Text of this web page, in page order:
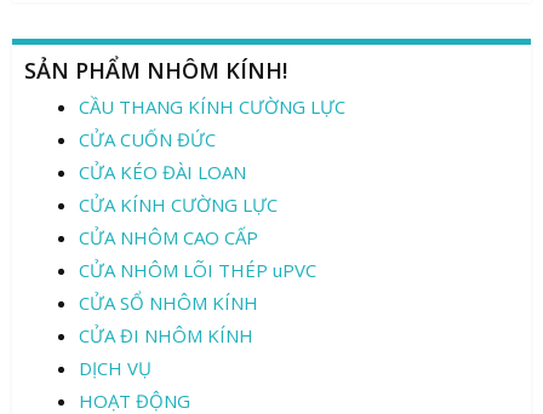
SẢN PHẨM NHÔM KÍNH!
CẦU THANG KÍNH CƯỜNG LỰC
CỬA CUỐN ĐỨC
CỬA KÉO ĐÀI LOAN
CỬA KÍNH CƯỜNG LỰC
CỬA NHÔM CAO CẤP
CỬA NHÔM LÕI THÉP uPVC
CỬA SỔ NHÔM KÍNH
CỬA ĐI NHÔM KÍNH
DỊCH VỤ
HOẠT ĐỘNG